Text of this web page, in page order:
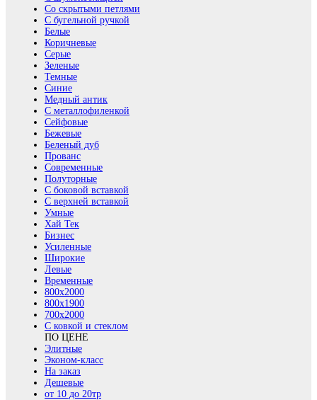
Со скрытыми петлями
С бугельной ручкой
Белые
Коричневые
Серые
Зеленые
Темные
Синие
Медный антик
С металлофиленкой
Сейфовые
Бежевые
Беленый дуб
Прованс
Современные
Полуторные
С боковой вставкой
С верхней вставкой
Умные
Хай Тек
Бизнес
Усиленные
Широкие
Левые
Временные
800х2000
800x1900
700x2000
С ковкой и стеклом
ПО ЦЕНЕ
Элитные
Эконом-класс
На заказ
Дешевые
от 10 до 20тр